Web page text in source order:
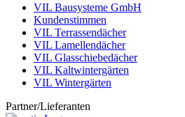
VIL Bausysteme GmbH
Kundenstimmen
VIL Terrassendächer
VIL Lamellendächer
VIL Glasschiebedächer
VIL Kaltwintergärten
VIL Wintergärten
Partner/Lieferanten